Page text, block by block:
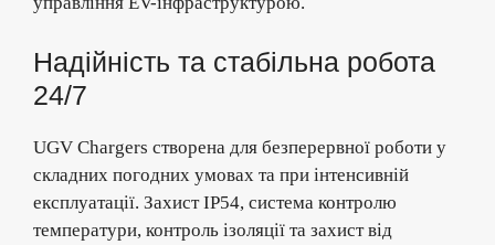
Надійність та стабільна робота
24/7
UGV Chargers створена для безперервної роботи у
складних погодних умовах та при інтенсивній
експлуатації. Захист IP54, система контролю
температури, контроль ізоляції та захист від